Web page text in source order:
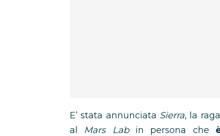
E’ stata annunciata Sierra, la
al Mars Labin persona che